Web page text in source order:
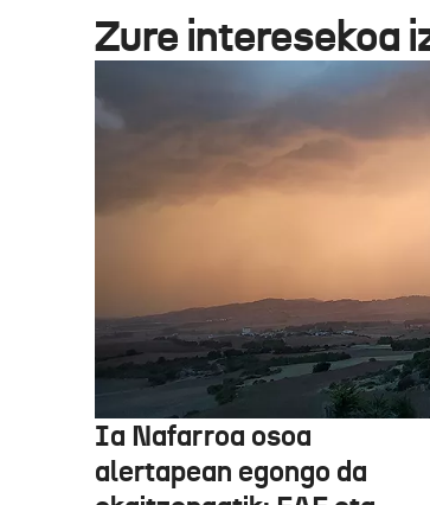
Zure interesekoa
Ia Nafarroa osoa
alertapean egongo da